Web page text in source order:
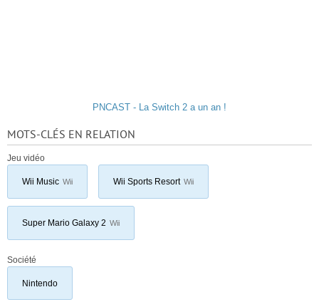
PNCAST - La Switch 2 a un an !
MOTS-CLÉS EN RELATION
Jeu vidéo
Wii Music Wii Wii Sports Resort Wii
Super Mario Galaxy 2 Wii
Société
Nintendo